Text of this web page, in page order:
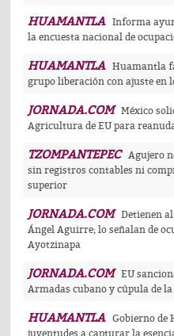
HUAMANTLA
Informa
la encuesta nacional de
HUAMANTLA
Huamantla
grupo liberación con ajuste en
JORNADA.COM
México
Agricultura de EU para
TZOMPANTEPEC
Agujero
sin registros contables ni
superior
JORNADA.COM
Detienen
Ángel Aguirre; lo señalan de
Ayotzinapa
JORNADA.COM
EU
Armadas cubano y cúpula de
HUAMANTLA
Gobierno de
juventudes a capturar la